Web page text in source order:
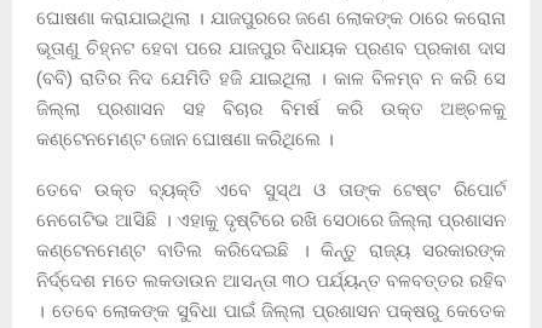
ଘୋଷଣା କରାଯାଇଥିଲା । ଯାଜପୁରରେ ଜଣେ ଲୋକଙ୍କ ଠାରେ କରୋନା
ଭୂତାଣୁ ଚିହ୍ନଟ ହେବା ପରେ ଯାଜପୁର ବିଧାୟକ ପ୍ରଣବ ପ୍ରକାଶ ଦାସ
(ବବି) ରାତିର ନିଦ ଯେମିତି ହଜି ଯାଇଥିଲା । କାଳ ବିଳମ୍ବ ନ କରି ସେ
ଜିଲ୍ଲା ପ୍ରଶାସନ ସହ ବିଚାର ବିମର୍ଷ କରି ଉକ୍ତ ଅଞ୍ଚଳକୁ
କଣ୍ଟେନମେଣ୍ଟ ଜୋନ ଘୋଷଣା କରିଥିଲେ ।
ତେବେ ଉକ୍ତ ବ୍ୟକ୍ତି ଏବେ ସୁସ୍ଥ ଓ ତାଙ୍କ ଟେଷ୍ଟ ରିପୋର୍ଟ
ନେଗେଟିଭ ଆସିଛି । ଏହାକୁ ଦୃଷ୍ଟିରେ ରଖି ସେଠାରେ ଜିଲ୍ଲା ପ୍ରଶାସନ
କଣ୍ଟେନମେଣ୍ଟ ବାତିଲ କରିଦେଇଛି । କିନ୍ତୁ ରାଜ୍ୟ ସରକାରଙ୍କ
ନିର୍ଦ୍ଦେଶ ମତେ ଲକଡାଉନ ଆସନ୍ତା ୩୦ ପର୍ଯ୍ୟନ୍ତ ବଳବତ୍ତର ରହିବ
। ତେବେ ଲୋକଙ୍କ ସୁବିଧା ପାଇଁ ଜିଲ୍ଲା ପ୍ରଶାସନ ପକ୍ଷରୁ କେତେକ